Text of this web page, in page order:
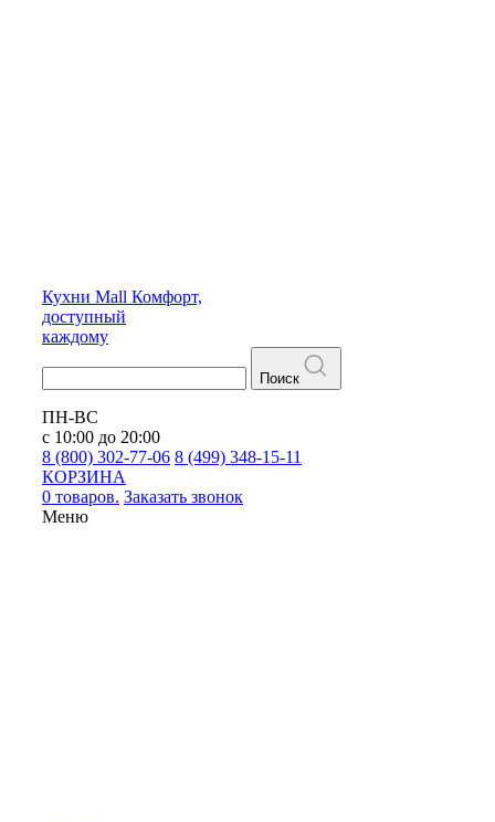
Кухни Mall Комфорт,
доступный
каждому
Поиск
ПН-ВС
с 10:00 до 20:00
8 (800) 302-77-06 8 (499) 348-15-11
КОРЗИНА
0 товаров. Заказать звонок
Меню